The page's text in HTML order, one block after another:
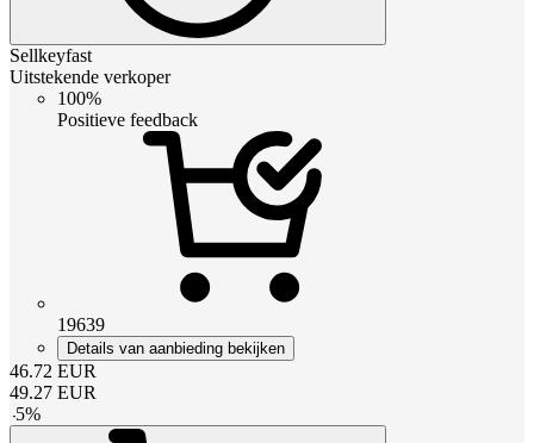
Sellkeyfast
Uitstekende verkoper
100%
Positieve feedback
19639
Details van aanbieding bekijken
46.72 EUR
49.27 EUR
-5%